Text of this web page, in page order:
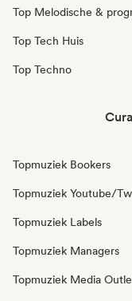
Top Melodische &
Top Tech Huis
Top Techno
Topmuziek Bookers
Topmuziek Youtube/
Topmuziek Labels
Topmuziek Managers
Topmuziek Media